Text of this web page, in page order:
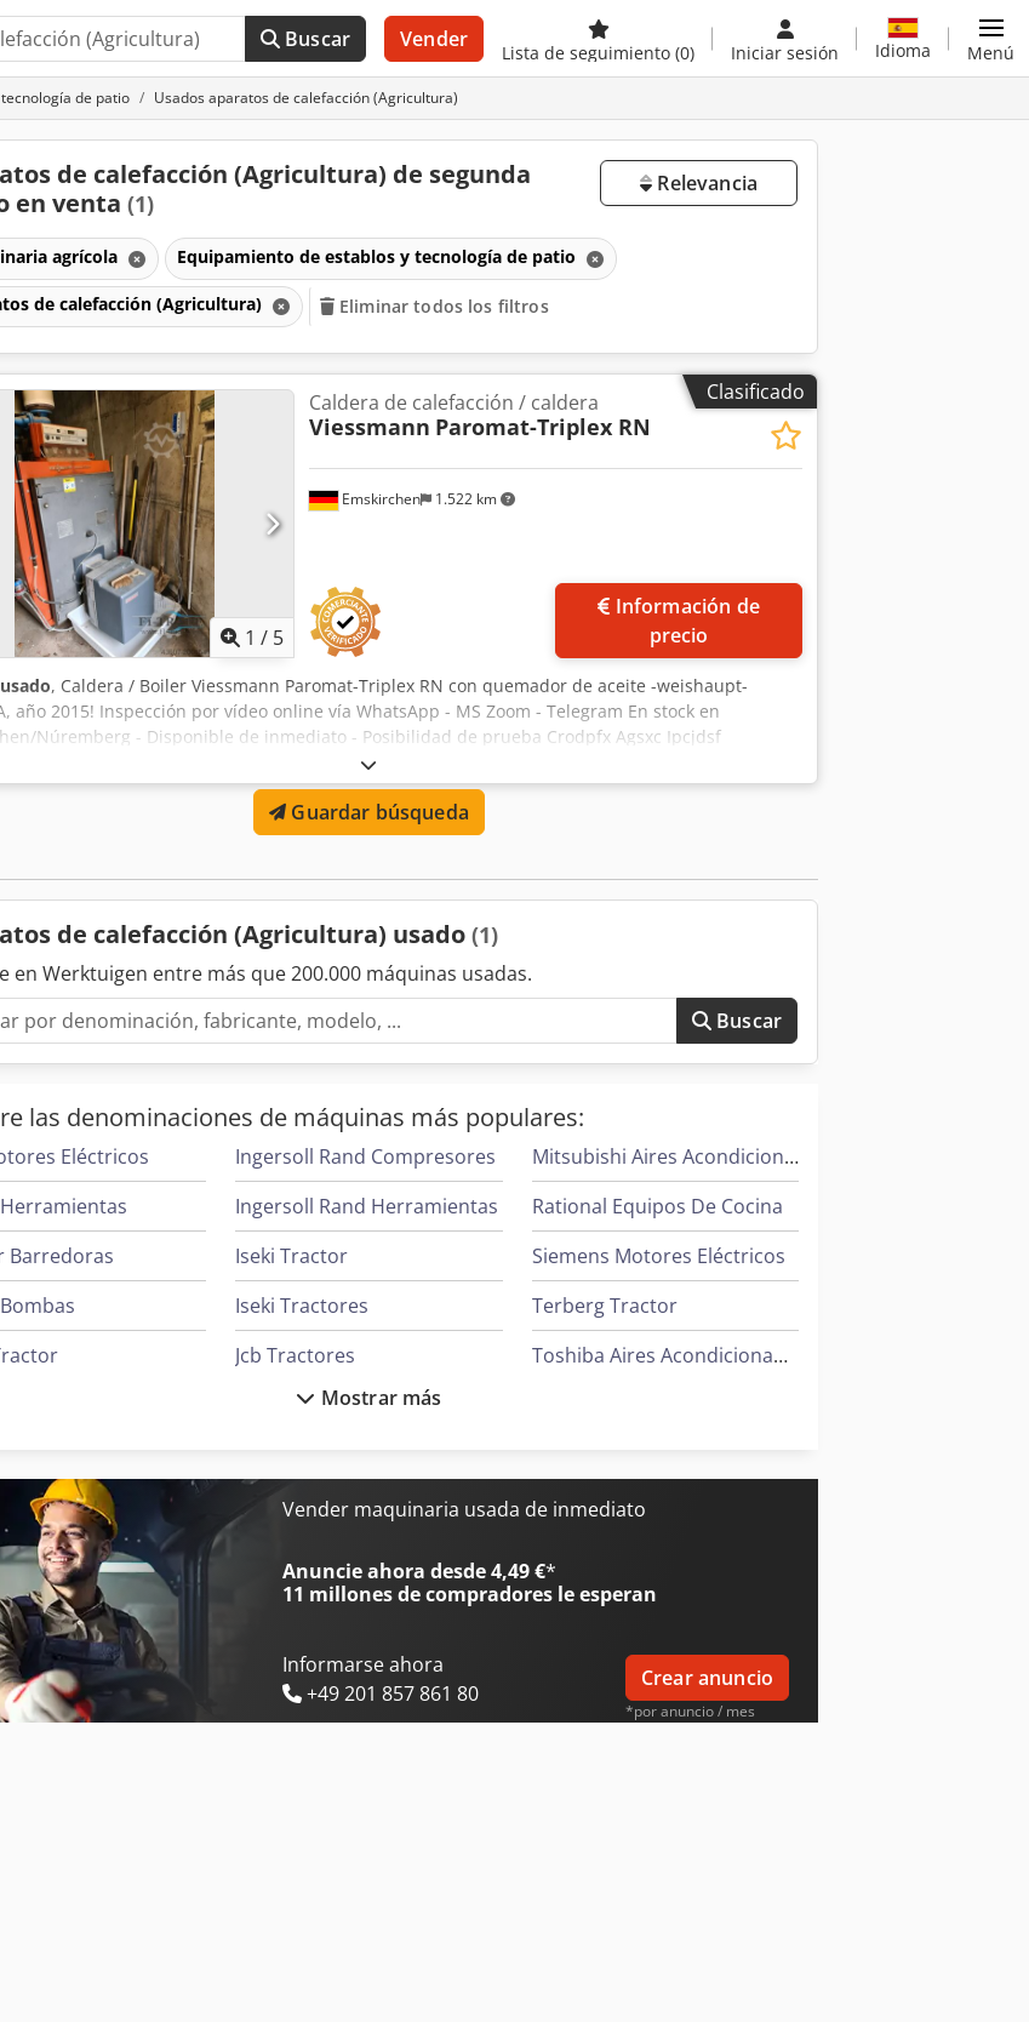
Buscar Vender
Lista de seguimiento (0) Iniciar sesión Idioma Menú
de patio Usados aparatos de calefacción (Agricultura)
de calefacción (Agricultura) de segunda
en venta (1)
Relevancia
agrícola Equipamiento de establos y tecnología de patio
de calefacción (Agricultura) Eliminar todos los filtros
Clasificado
1 / 5
Emskirchen 1.522 km
Caldera de calefacción / caldera
Viessmann Paromat-Triplex RN
precio
usado, Caldera / Boiler Viessmann Paromat-Triplex RN con quemador de aceite -weishaupt-
año 2015! Inspección por vídeo online vía WhatsApp - MS Zoom - Telegram En stock en
Núremberg - Disponible de inmediato - Posibilidad de prueba Crodpfx Agsxc Ipcjdsf
Guardar búsqueda
de calefacción (Agricultura) usado (1)
en Werktuigen entre más que 200.000 máquinas usadas.
Buscar
las denominaciones de máquinas más populares:
Eléctricos
Barredoras
Ingersoll Rand Compresores
Ingersoll Rand Herramientas
Iseki Tractor
Iseki Tractores
Jcb Tractores
Kverneland Arado
Linde Tractor
Mitsubishi Aires Acondicionados
Rational Equipos De Cocina
Siemens Motores Eléctricos
Terberg Tractor
Toshiba Aires Acondicionados
Mostrar más
Vender maquinaria usada de inmediato
Anuncie ahora desde 4,49 €*
11 millones de compradores le esperan
Informarse ahora
+49 201 857 861 80
Crear anuncio
*por anuncio / mes